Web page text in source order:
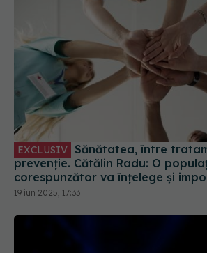
EXCLUSIV
prevenție. Cătălin Radu: O
corespunzător va înțelege și
19 iun 2025, 17:33